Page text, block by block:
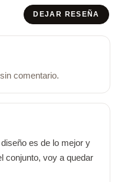
DEJAR RESEÑA
comentario.
es de lo mejor y
conjunto, voy a quedar